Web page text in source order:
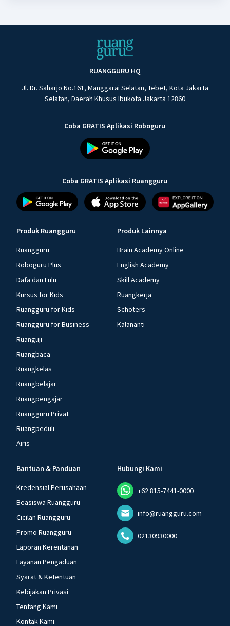
RUANGGURU HQ
Jl. Dr. Saharjo No.161, Manggarai Selatan, Tebet, Kota Jakarta
Selatan, Daerah Khusus Ibukota Jakarta 12860
Coba GRATIS Aplikasi Roboguru
Coba GRATIS Aplikasi Ruangguru
Produk Ruangguru
Ruangguru
Roboguru Plus
Dafa dan Lulu
Kursus for Kids
Ruangguru for Kids
Ruangguru for Business
Ruanguji
Ruangbaca
Ruangkelas
Ruangbelajar
Ruangpengajar
Ruangguru Privat
Ruangpeduli
Airis
Produk Lainnya
Brain Academy Online
English Academy
Skill Academy
Ruangkerja
Schoters
Kalananti
Bantuan & Panduan
Kredensial Perusahaan
Beasiswa Ruangguru
Cicilan Ruangguru
Promo Ruangguru
Laporan Kerentanan
Layanan Pengaduan
Syarat & Ketentuan
Kebijakan Privasi
Tentang Kami
Kontak Kami
Hubungi Kami
+62 815-7441-0000
info@ruangguru.com
02130930000